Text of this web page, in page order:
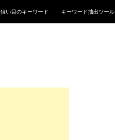
狙い目のキーワード キーワード抽出ツール